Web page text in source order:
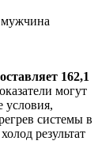
162,1
могут
условия,
системы в
результат